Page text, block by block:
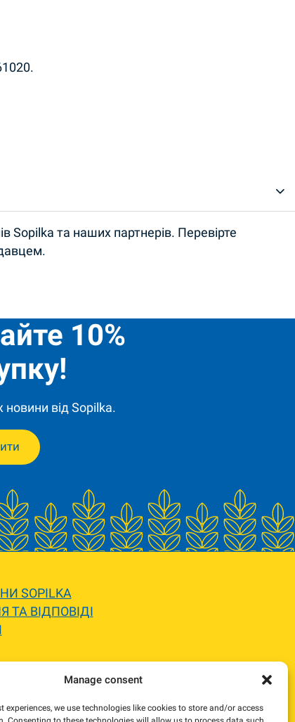
Manage consent
experiences, we use technologies like cookies to store and/or access
Sopilka та наших партнерів. Перевірте
10%
новини від Sopilka.
SOPILKA
ТА ВІДПОВІДІ
та погодимо заміну.